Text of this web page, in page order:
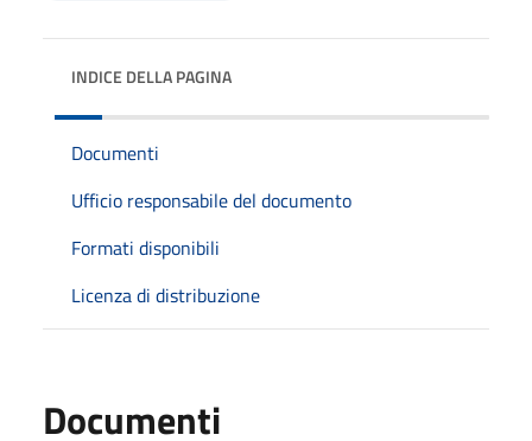
INDICE DELLA PAGINA
Documenti
Ufficio responsabile del documento
Formati disponibili
Licenza di distribuzione
Documenti